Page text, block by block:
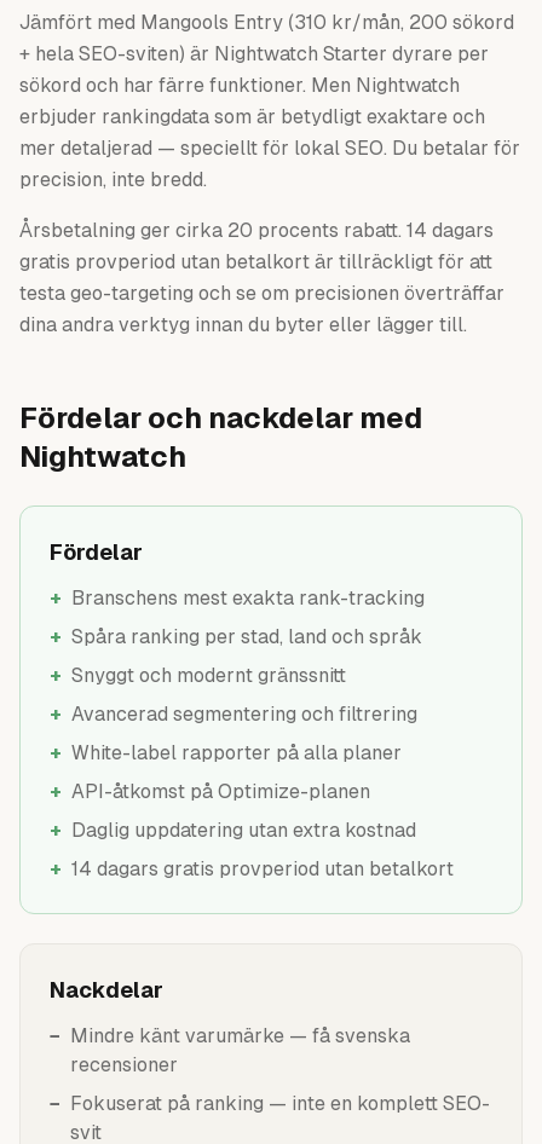
Jämfört med Mangools Entry (310 kr/mån, 200 sökord
+ hela SEO-sviten) är Nightwatch Starter dyrare per
sökord och har färre funktioner. Men Nightwatch
erbjuder rankingdata som är betydligt exaktare och
mer detaljerad — speciellt för lokal SEO. Du betalar för
precision, inte bredd.
Årsbetalning ger cirka 20 procents rabatt. 14 dagars
gratis provperiod utan betalkort är tillräckligt för att
testa geo-targeting och se om precisionen överträffar
dina andra verktyg innan du byter eller lägger till.
Fördelar och nackdelar med
Nightwatch
Fördelar
+ Branschens mest exakta rank-tracking
+ Spåra ranking per stad, land och språk
+ Snyggt och modernt gränssnitt
+ Avancerad segmentering och filtrering
+ White-label rapporter på alla planer
+ API-åtkomst på Optimize-planen
+ Daglig uppdatering utan extra kostnad
+ 14 dagars gratis provperiod utan betalkort
Nackdelar
− Mindre känt varumärke — få svenska
recensioner
− Fokuserat på ranking — inte en komplett SEO-
svit